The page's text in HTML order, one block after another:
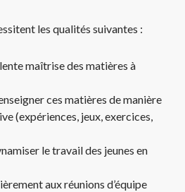
les qualités suivantes :
maîtrise des matières à
ces matières de manière
(expériences, jeux, exercices,
le travail des jeunes en
aux réunions d’équipe